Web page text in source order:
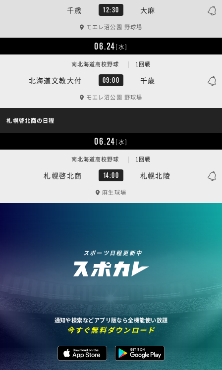
千歳 12:30 大麻
モエレ沼公園 野球場
06.24[水]
北海道文教大付 09:00 千歳
南北海道高校野球 | 1回戦
モエレ沼公園 野球場
札幌啓北商の日程
06.24[水]
札幌啓北商 14:00 札幌北陵
南北海道高校野球 | 1回戦
麻生球場
スポーツ日程更新中
通知や検索などアプリ版なら全機能使い放題
今すぐ無料ダウンロード